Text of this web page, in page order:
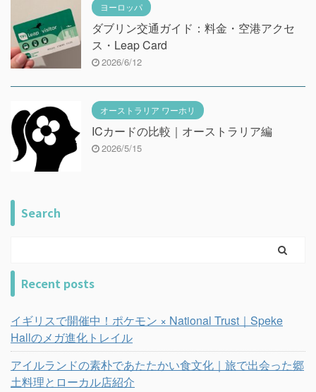
ヨーロッパ
ダブリン交通ガイド：料金・空港アクセ
ス・Leap Card
2026/6/12
オーストラリア ワーホリ
ICカードの比較｜オーストラリア編
2026/5/15
Search
Recent posts
イギリスで開催中！ポケモン × National Trust｜Speke
Hallのメガ進化トレイル
アイルランドの素朴であたたかい食文化｜旅で出会った郷
土料理とローカル店紹介